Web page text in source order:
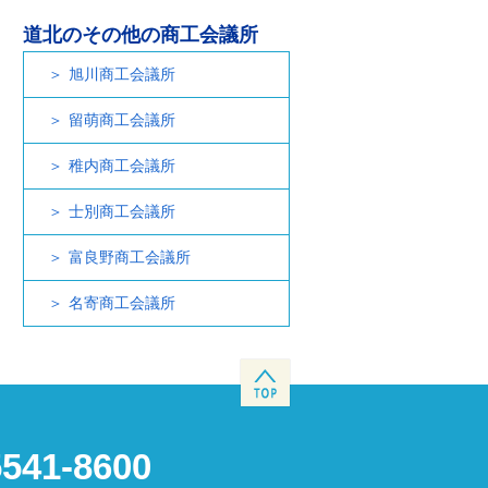
道北のその他の商工会議所
旭川商工会議所
留萌商工会議所
稚内商工会議所
士別商工会議所
富良野商工会議所
名寄商工会議所
8600